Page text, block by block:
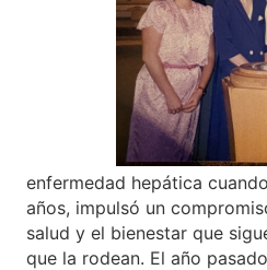
enfermedad hepática
años, impulsó un
salud y el bienestar que
que la rodean. El año